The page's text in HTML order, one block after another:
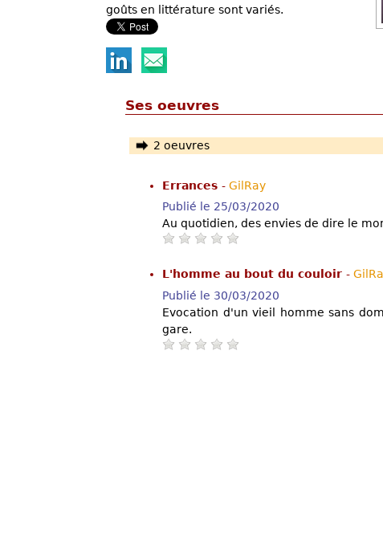
goûts en littérature sont variés.
Ses oeuvres
2 oeuvres
Errances - GilRay
Publié le 25/03/2020
Au quotidien, des envies de dire le
L'homme au bout du couloir -
Publié le 30/03/2020
Evocation d'un vieil homme sans
gare.